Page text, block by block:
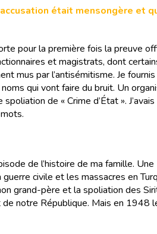
était mensongère et
pour la première fois la preuve
et magistrats, dont
mus par l’antisémitisme. Je fournis
qui vont faire du bruit. Un
de « Crime d’État ». J’avais
de l’histoire de ma famille. Une
civile et les massacres en
grand-père et la spoliation des
notre République. Mais en 1948